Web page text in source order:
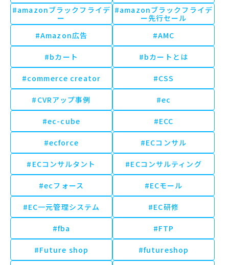
#amazonブラックフライデ
ー
#amazonブラックフライデ
ー先行セール
#Amazon広告
#AMC
#bカート #bカートとは
#commerce creator #CSS
#CVRアップ事例 #ec
#ec-cube #ECC
#ecforce #ECコンサル
#ECコンサルタント #ECコンサルティング
#ecフォース #ECモール
#EC一元管理システム #EC研修
#fba #FTP
#Future shop #futureshop